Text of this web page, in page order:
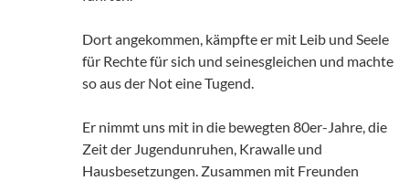
Dort angekommen, kämpfte er mit Leib und Seele
für Rechte für sich und seinesgleichen und machte
so aus der Not eine Tugend.
Er nimmt uns mit in die bewegten 80er-Jahre, die
Zeit der Jugendunruhen, Krawalle und
Hausbesetzungen. Zusammen mit Freunden